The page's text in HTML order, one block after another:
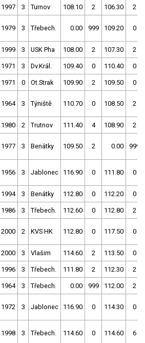
1997 3 Turnov 108.10 2 106.30 2
1979 3 Třebech. 0.00 999 109.20 0
1999 3 USK Pha 108.00 2 107.30 2
1971 3 Dv.Král. 109.40 0 110.40 0
1971 0 Ot.Strak 109.90 2 109.50 0
1964 3 Týniště 110.70 0 108.50 2
1980 2 Trutnov 111.40 4 108.90 2
1977 3 Benátky 109.50 2 0.00 999
1956 3 Jablonec 116.90 0 111.80 0
1994 3 Benátky 112.80 0 112.20 0
1986 3 Třebech. 112.60 0 112.80 2
2000 2 KVS HK 112.80 0 117.50 0
2000 3 Vlašim 114.60 2 113.50 0
1996 3 Třebech. 111.80 2 112.30 2
1964 3 Třebech. 0.00 999 112.00 2
1972 3 Jablonec 116.90 0 114.30 0
1998 3 Třebech. 114.60 0 114.60 6